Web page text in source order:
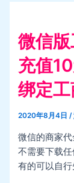
微信
充值
绑定
2020年8月4日/
微信的商家
不需要下载
有的可以自行